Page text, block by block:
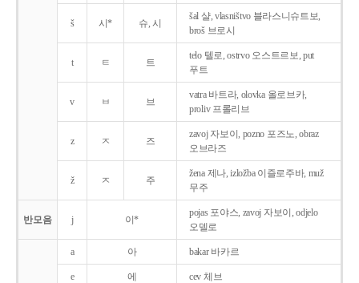
š 시* 슈, 시
šal 샬, vlasništvo 블라스니슈트보,
broš 브로시
t ㅌ 트
telo 텔로, ostrvo 오스트르보, put
푸트
v ㅂ 브
vatra 바트라, olovka 올로브카,
proliv 프롤리브
z ㅈ 즈
zavoj 자보이, pozno 포즈노, obraz
오브라즈
ž ㅈ 주
žena 제나, izložba 이즐로주바, muž
무주
반모음 j 이*
pojas 포야스, zavoj 자보이, odjelo
오델로
a 아 bakar 바카르
e 에 cev 체브